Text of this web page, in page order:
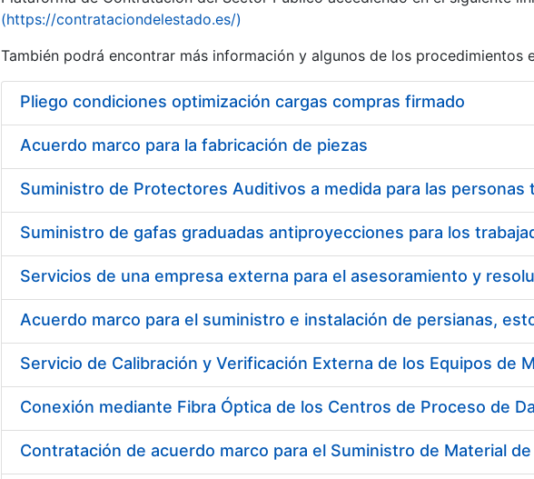
Mostra/Amaga
Mostra/Amaga
(https://contrataciondelestado.es/)
También podrá encontrar más información y algunos de los procedimientos
Pliego condiciones optimización cargas compras firmado
Acuerdo marco para la fabricación de piezas
Acuerdo marco para el suministro e instalación de persianas,